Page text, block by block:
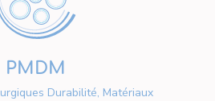
PMDM
Durabilité, Matériaux